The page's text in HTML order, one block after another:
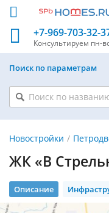
+7-969-703-32-
Консультируем пн-
Поиск по параметрам
Новостройки
ЖК «В
Описание